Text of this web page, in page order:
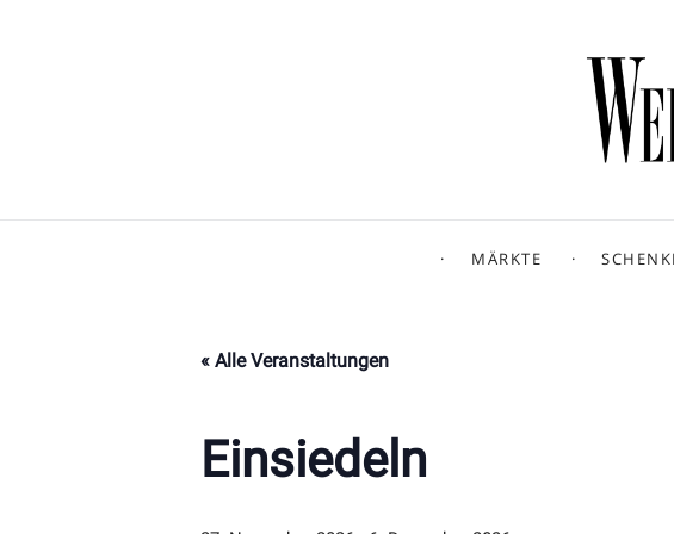
MÄRKTE
« Alle Veranstaltungen
Einsiedeln